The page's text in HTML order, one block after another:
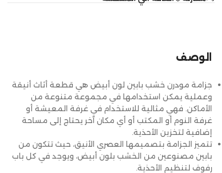
الوصف
جزامة مودرن خشب بابين لون أبيض هي قطعة أثاث أنيقة
وعملية يمكن استخدامها في مجموعة متنوعة من
الأماكن. فهي مثالية للاستخدام في غرفة المعيشة أو
غرفة النوم أو المكتب أو أي مكان آخر يحتاج إلى مساحة
إضافية لتخزين الأحذية.
تتميز الجزامة بتصميمها العصري الأنيق، حيث تتكون من
بابين مصنوعين من الخشب بلون أبيض، ويوجد في كل باب
رفوف لتنظيم الأحذية.